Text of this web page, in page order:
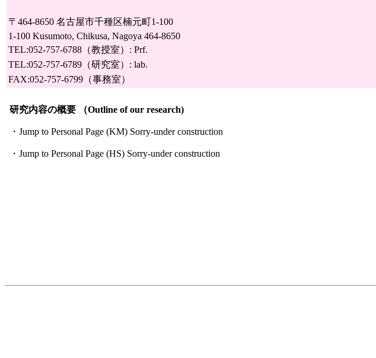
〒 464-8650 名古屋市千種区楠元町1-100
1-100 Kusumoto, Chikusa, Nagoya 464-8650
TEL:052-757-6788 （教授室） : Prf.
TEL:052-757-6789 （研究室） : lab.
FAX:052-757-6799 （事務室）